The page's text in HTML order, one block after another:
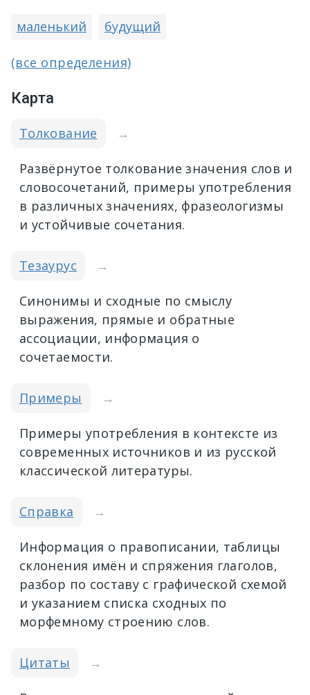
маленький будущий
(все определения)
Карта
Толкование →
Развёрнутое толкование значения слов и
словосочетаний, примеры употребления
в различных значениях, фразеологизмы
и устойчивые сочетания.
Тезаурус →
Синонимы и сходные по смыслу
выражения, прямые и обратные
ассоциации, информация о
сочетаемости.
Примеры →
Примеры употребления в контексте из
современных источников и из русской
классической литературы.
Справка →
Информация о правописании, таблицы
склонения имён и спряжения глаголов,
разбор по составу с графической схемой
и указанием списка сходных по
морфемному строению слов.
Цитаты →